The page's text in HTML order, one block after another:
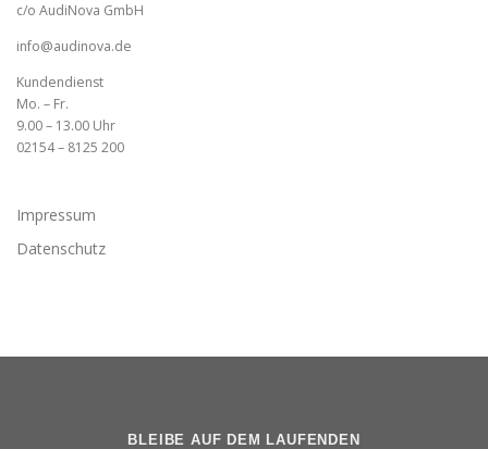
c/o AudiNova GmbH
info@audinova.de
Kundendienst
Mo. – Fr.
9.00 – 13.00 Uhr
02154 – 8125 200
Impressum
Datenschutz
BLEIBE AUF DEM LAUFENDEN